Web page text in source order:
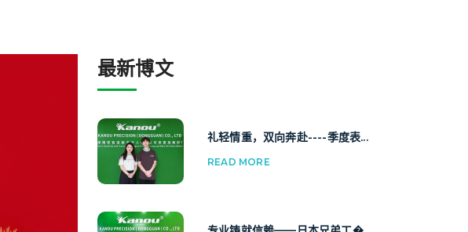
最新博文
礼轻情重，双向奔赴----季度表...
READ MORE